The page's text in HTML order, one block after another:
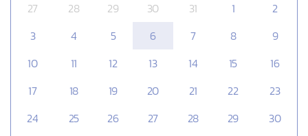
27
28 29 30 31 1
2
3
4 5 6 7 8
9
10
11 12 13 14 15
16
17
18 19 20 21 22
23
24
25 26 27 28 29
30